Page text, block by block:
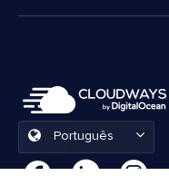
Português